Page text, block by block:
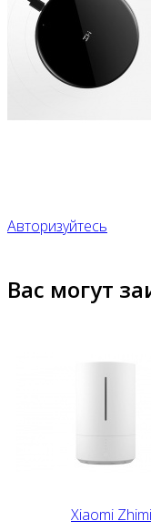
Авторизуйтесь
Вас могут
Xiaomi